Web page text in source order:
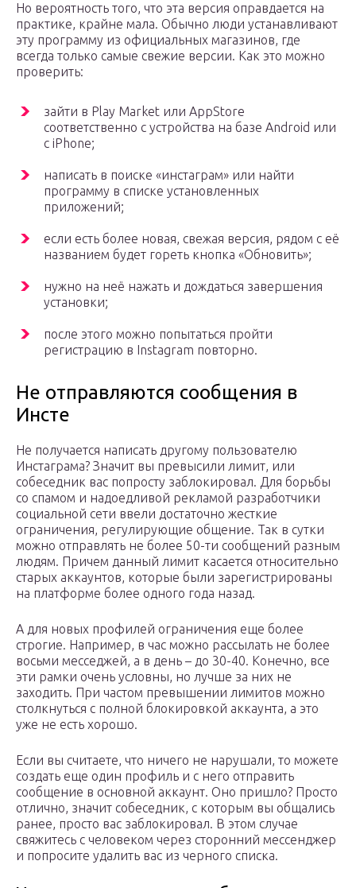
Но вероятность того, что эта версия оправдается на
практике, крайне мала. Обычно люди устанавливают
эту программу из официальных магазинов, где
всегда только самые свежие версии. Как это можно
проверить:
зайти в Play Market или AppStore
соответственно с устройства на базе Android или
с iPhone;
написать в поиске «инстаграм» или найти
программу в списке установленных
приложений;
если есть более новая, свежая версия, рядом с её
названием будет гореть кнопка «Обновить»;
нужно на неё нажать и дождаться завершения
установки;
после этого можно попытаться пройти
регистрацию в Instagram повторно.
Не отправляются сообщения в
Инсте
Не получается написать другому пользователю
Инстаграма? Значит вы превысили лимит, или
собеседник вас попросту заблокировал. Для борьбы
со спамом и надоедливой рекламой разработчики
социальной сети ввели достаточно жесткие
ограничения, регулирующие общение. Так в сутки
можно отправлять не более 50-ти сообщений разным
людям. Причем данный лимит касается относительно
старых аккаунтов, которые были зарегистрированы
на платформе более одного года назад.
А для новых профилей ограничения еще более
строгие. Например, в час можно рассылать не более
восьми месседжей, а в день – до 30-40. Конечно, все
эти рамки очень условны, но лучше за них не
заходить. При частом превышении лимитов можно
столкнуться с полной блокировкой аккаунта, а это
уже не есть хорошо.
Если вы считаете, что ничего не нарушали, то можете
создать еще один профиль и с него отправить
сообщение в основной аккаунт. Оно пришло? Просто
отлично, значит собеседник, с которым вы общались
ранее, просто вас заблокировал. В этом случае
свяжитесь с человеком через сторонний мессенджер
и попросите удалить вас из черного списка.